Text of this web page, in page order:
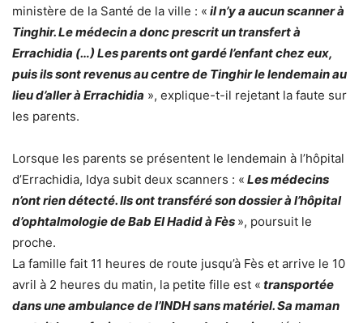
ministère de la Santé de la ville : « il n’y a aucun scanner à
Tinghir. Le médecin a donc prescrit un transfert à
Errachidia (…) Les parents ont gardé l’enfant chez eux,
puis ils sont revenus au centre de Tinghir le lendemain au
lieu d’aller à Errachidia », explique-t-il rejetant la faute sur
les parents.
Lorsque les parents se présentent le lendemain à l’hôpital
d’Errachidia, Idya subit deux scanners : « Les médecins
n’ont rien détecté. Ils ont transféré son dossier à l’hôpital
d’ophtalmologie de Bab El Hadid à Fès », poursuit le
proche.
La famille fait 11 heures de route jusqu’à Fès et arrive le 10
avril à 2 heures du matin, la petite fille est « transportée
dans une ambulance de l’INDH sans matériel. Sa maman